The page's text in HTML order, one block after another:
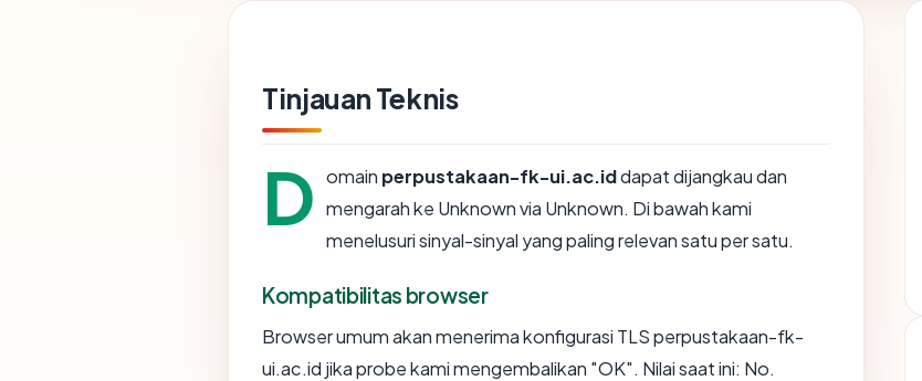
Tinjauan Teknis
D omain perpustakaan-fk-ui.ac.iddapat dijangkau dan
mengarah ke Unknown via Unknown. Di bawah kami
menelusuri sinyal-sinyal yang paling relevan satu per satu.
Kompatibilitas browser
Browser umum akan menerima konfigurasi TLS perpustakaan-fk-
ui.ac.id jika probe kami mengembalikan "OK". Nilai saat ini: No.